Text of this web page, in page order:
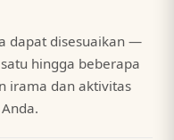
dapat disesuaikan —
hingga beberapa
irama dan aktivitas